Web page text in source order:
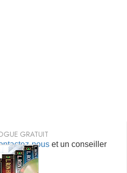
nous et un conseiller
GRATUIT